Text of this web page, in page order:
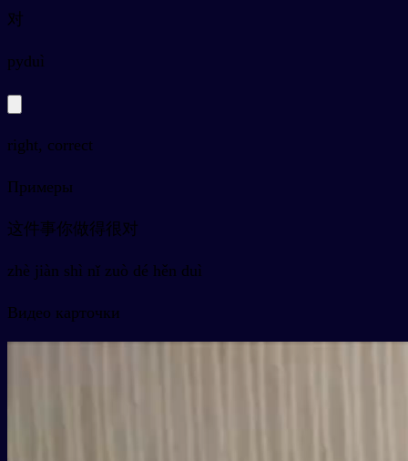
对
pyduì
right, correct
Примеры
这件事你做得很对
zhè jiàn shì nǐ zuò dé hěn duì
Видео карточки